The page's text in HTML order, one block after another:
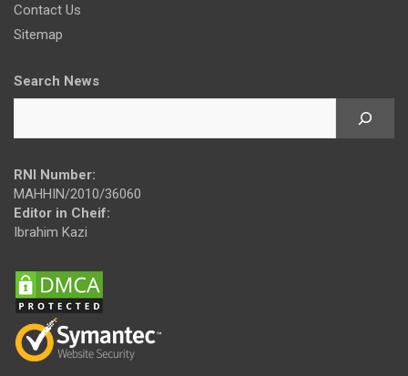
Contact Us
Sitemap
Search News
RNI Number:
MAHHIN/2010/36060
Editor in Cheif:
Ibrahim Kazi